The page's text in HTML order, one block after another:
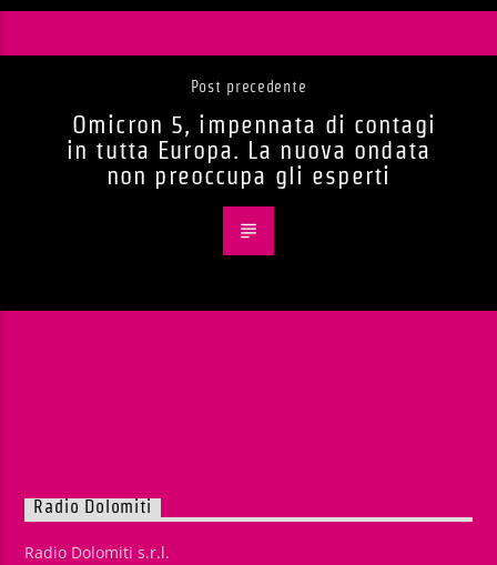
Post precedente
Omicron 5, impennata di contagi
in tutta Europa. La nuova ondata
non preoccupa gli esperti
Radio Dolomiti
Radio Dolomiti s.r.l.